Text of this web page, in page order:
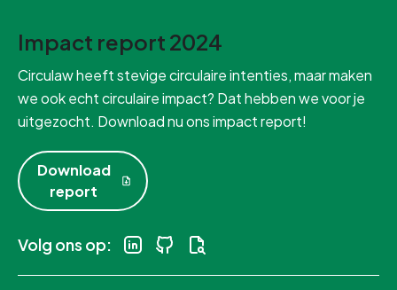
Impact report 2024
Circulaw heeft stevige circulaire intenties, maar maken
we ook echt circulaire impact? Dat hebben we voor je
uitgezocht. Download nu ons impact report!
Download
report
Volg ons op: